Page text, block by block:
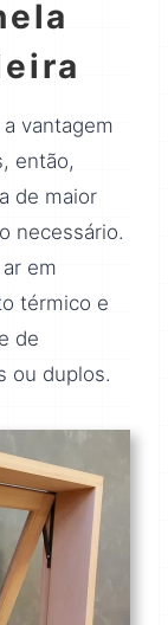
vantagem
então,
de maior
necessário.
em
térmico e
de
ou duplos.